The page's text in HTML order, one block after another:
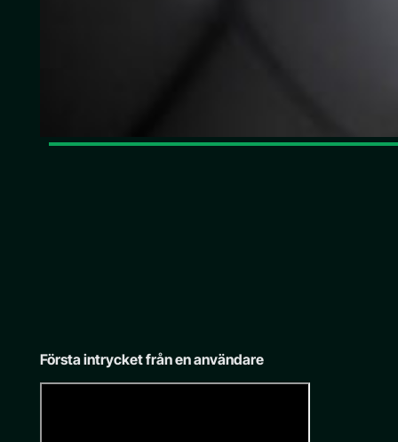
Första intrycket från en användare